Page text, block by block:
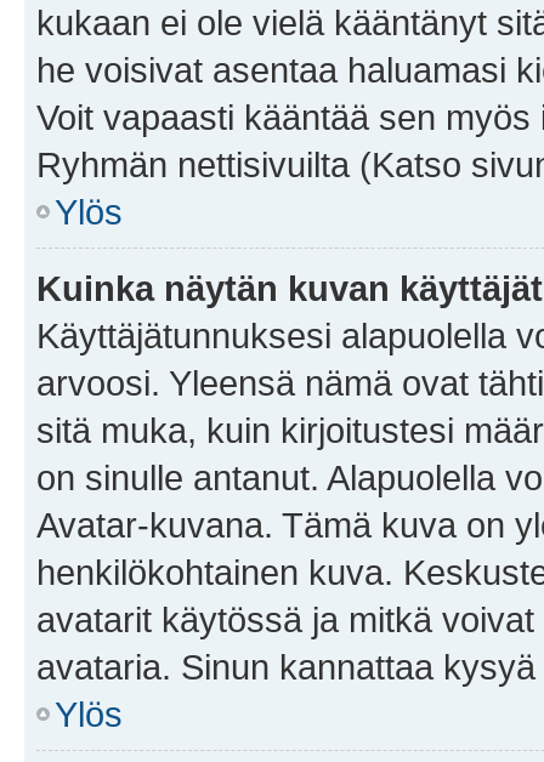
kukaan ei ole vielä kääntänyt
he voisivat asentaa haluamasi
Voit vapaasti kääntää sen
Ryhmän nettisivuilta (Katso
Ylös
Kuinka näytän kuvan
Käyttäjätunnuksesi alapuolella
arvoosi. Yleensä nämä ovat
sitä muka, kuin kirjoitustesi
on sinulle antanut. Alapuolella
Avatar-kuvana. Tämä kuva on
henkilökohtainen kuva.
avatarit käytössä ja mitkä
avataria. Sinun kannattaa
Ylös